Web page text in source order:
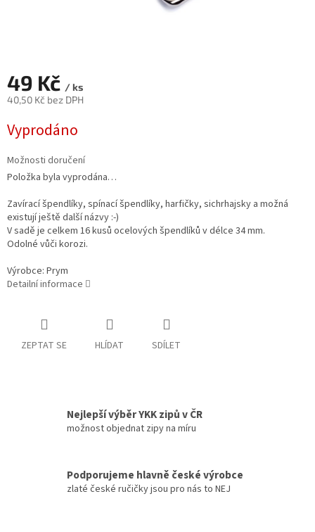
49 Kč / ks
40,50 Kč bez DPH
cena:
Vyprodáno
Možnosti doručení
Položka byla vyprodána…
Zavírací špendlíky, spínací špendlíky, harfičky, sichrhajsky a možná
existují ještě další názvy :-)
V sadě je celkem 16 kusů ocelových špendlíků v délce 34 mm.
Odolné vůči korozi.
Výrobce: Prym
Detailní informace
ZEPTAT SE HLÍDAT SDÍLET
Nejlepší výběr YKK zipů v ČR
možnost objednat zipy na míru
Podporujeme hlavně české výrobce
zlaté české ručičky jsou pro nás to NEJ